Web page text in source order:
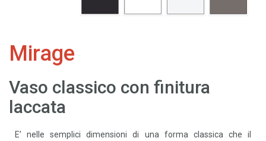
Mirage
Vaso classico con finitura
laccata
E’ nelle semplici dimensioni di una forma classica che il